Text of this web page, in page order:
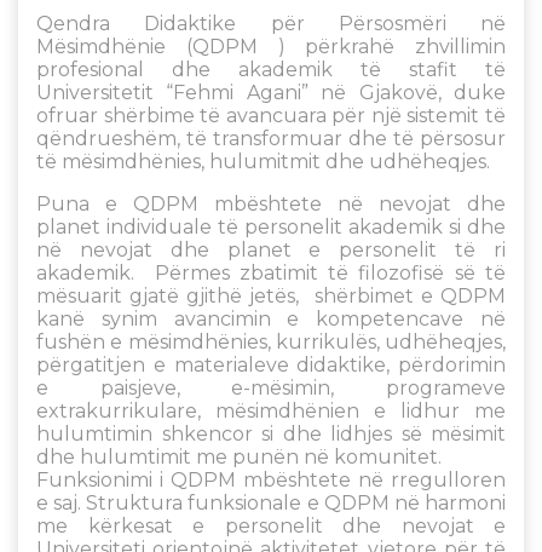
Qendra Didaktike për Përsosmëri në
Mësimdhënie (QDPM ) përkrahë zhvillimin
profesional dhe akademik të stafit të
Universitetit “Fehmi Agani” në Gjakovë, duke
ofruar shërbime të avancuara për një sistemit të
qëndrueshëm, të transformuar dhe të përsosur
të mësimdhënies, hulumitmit dhe udhëheqjes.
Puna e QDPM mbështete në nevojat dhe
planet individuale të personelit akademik si dhe
në nevojat dhe planet e personelit të ri
akademik. Përmes zbatimit të filozofisë së të
mësuarit gjatë gjithë jetës, shërbimet e QDPM
kanë synim avancimin e kompetencave në
fushën e mësimdhënies, kurrikulës, udhëheqjes,
përgatitjen e materialeve didaktike, përdorimin
e paisjeve, e-mësimin, programeve
extrakurrikulare, mësimdhënien e lidhur me
hulumtimin shkencor si dhe lidhjes së mësimit
dhe hulumtimit me punën në komunitet.
Funksionimi i QDPM mbështete në rregulloren
e saj. Struktura funksionale e QDPM në harmoni
me kërkesat e personelit dhe nevojat e